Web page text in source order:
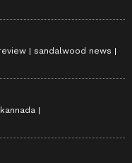
sandalwood news